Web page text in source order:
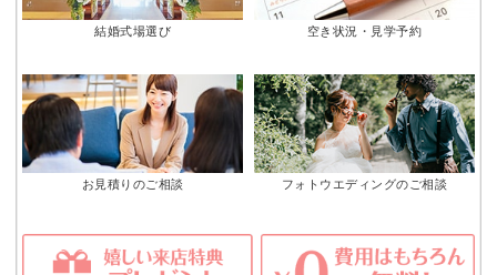
結婚式場選び 空き状況・見学予約
お見積りのご相談 フォトウエディングのご相談